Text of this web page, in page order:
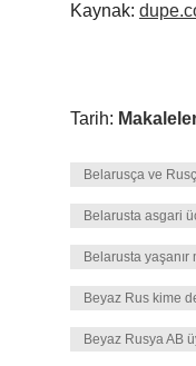
Kaynak:
Tarih:
Belarusça ve
Belarusta asgari
Belarusta yaşanır
Beyaz Rus kime
Beyaz Rusya AB